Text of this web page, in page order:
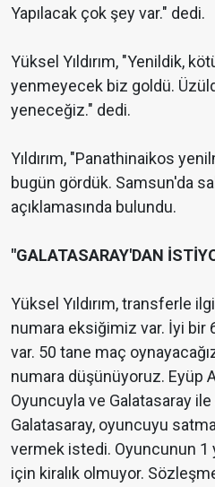
Yapılacak çok şey var." dedi.
Yüksel Yıldırım, "Yenildik,
yenmeyecek biz goldü.
yeneceğiz." dedi.
Yıldırım, "Panathinaikos
bugün gördük. Samsun'da
açıklamasında bulundu.
"GALATASARAY'DAN
Yüksel Yıldırım, transferle
numara eksiğimiz var. İyi bir
var. 50 tane maç
numara düşünüyoruz. Eyüp
Oyuncuyla ve Galatasaray ile
Galatasaray, oyuncuyu
vermek istedi. Oyuncunun 1
için kiralık olmuyor.